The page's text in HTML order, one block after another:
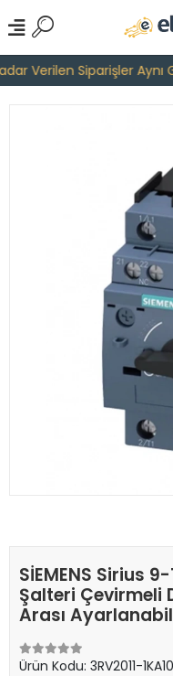
Verilen Siparişler Aynı
SİEMENS Sirius
Şalteri Çevirmeli
Arası
Ürün Kodu: 3RV2011-1KA10